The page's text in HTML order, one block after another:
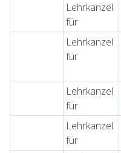
Lehrkanzel
für
Lehrkanzel
für
Lehrkanzel
für
Lehrkanzel
für